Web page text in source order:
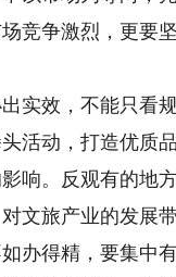
竞争激烈，更要
效，不能只看规
活动，打造优质
响。反观有的地
文旅产业的发展
办得精，要集中